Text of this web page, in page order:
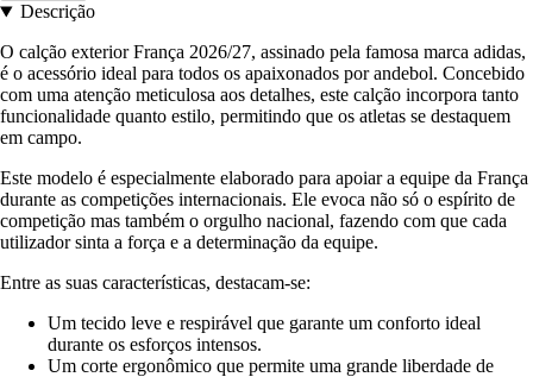
Descrição
O calção exterior França 2026/27, assinado pela famosa marca adidas,
é o acessório ideal para todos os apaixonados por andebol. Concebido
com uma atenção meticulosa aos detalhes, este calção incorpora tanto
funcionalidade quanto estilo, permitindo que os atletas se destaquem
em campo.
Este modelo é especialmente elaborado para apoiar a equipe da França
durante as competições internacionais. Ele evoca não só o espírito de
competição mas também o orgulho nacional, fazendo com que cada
utilizador sinta a força e a determinação da equipe.
Entre as suas características, destacam-se:
Um tecido leve e respirável que garante um conforto ideal
durante os esforços intensos.
Um corte ergonômico que permite uma grande liberdade de